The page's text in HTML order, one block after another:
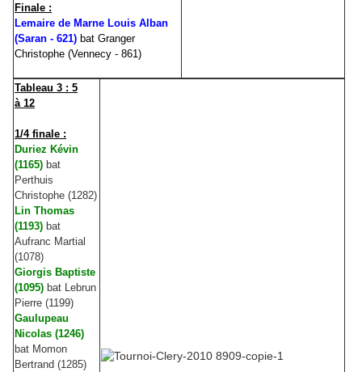
Finale :
Lemaire de Marne Louis Alban
(Saran - 621) bat Granger
Christophe (Vennecy - 861)
Tableau 3 : 5
à 12
1/4 finale :
Duriez Kévin
(1165) bat
Perthuis
Christophe (1282)
Lin Thomas
(1193) bat
Aufranc Martial
(1078)
Giorgis Baptiste
(1095) bat Lebrun
Pierre (1199)
Gaulupeau
Nicolas (1246)
bat Momon
Bertrand (1285)